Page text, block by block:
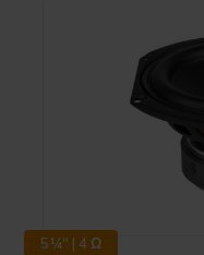
5¼" | 4 Ω